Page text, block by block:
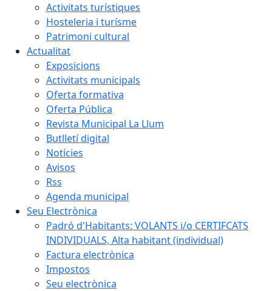
Activitats turístiques
Hosteleria i turísme
Patrimoni cultural
Actualitat
Exposicions
Activitats municipals
Oferta formativa
Oferta Pública
Revista Municipal La Llum
Butlletí digital
Notícies
Avisos
Rss
Agenda municipal
Seu Electrònica
Padró d'Habitants: VOLANTS i/o CERTIFCATS
INDIVIDUALS, Alta habitant (individual)
Factura electrònica
Impostos
Seu electrònica